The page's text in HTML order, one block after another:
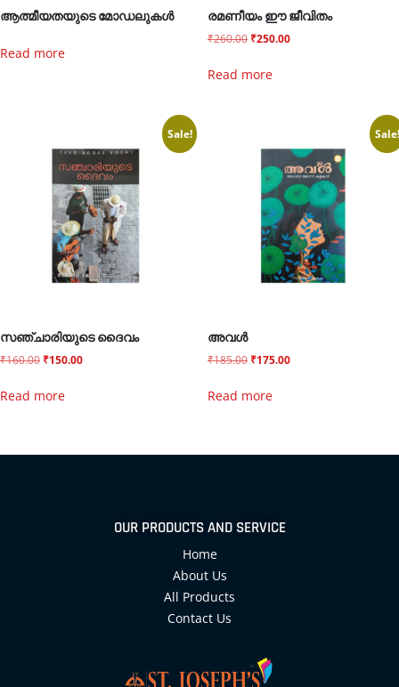
ആത്മീയതയുടെ മോഡലുകൾ
Read more
രമണീയം ഈ ജീവിതം
₹260.00 ₹250.00
Read more
Sale!
സഞ്ചാരിയുടെ ദൈവം
₹160.00 ₹150.00
Read more
Sale!
അവൾ
₹185.00 ₹175.00
Read more
OUR PRODUCTS AND SERVICE
Home
About Us
All Products
Contact Us